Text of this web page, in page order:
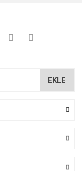
EKLE